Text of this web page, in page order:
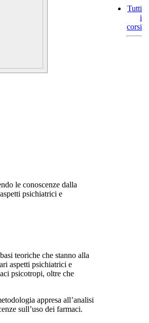
le conoscenze dalla
psichiatrici e
teoriche che stanno alla
aspetti psichiatrici e
psicotropi, oltre che
appresa all’analisi
sull’uso dei farmaci.
Tutti
i
corsi